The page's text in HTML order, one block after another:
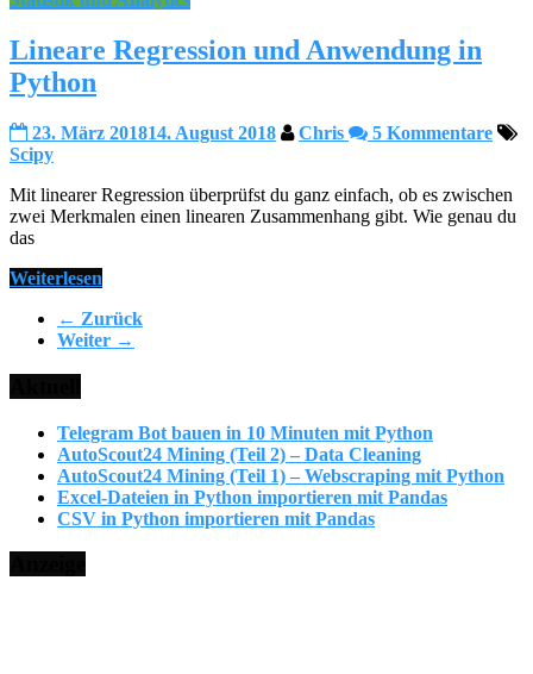
Lineare Regression und Anwendung in
Python
23. März 201814. August 2018 Chris
5 Kommentare
Scipy
Mit linearer Regression überprüfst du ganz einfach, ob es zwischen
zwei Merkmalen einen linearen Zusammenhang gibt. Wie genau du
das
Weiterlesen
← Zurück
Weiter →
Telegram Bot bauen in 10 Minuten mit Python
AutoScout24 Mining (Teil 2) – Data Cleaning
AutoScout24 Mining (Teil 1) – Webscraping mit Python
Excel-Dateien in Python importieren mit Pandas
CSV in Python importieren mit Pandas